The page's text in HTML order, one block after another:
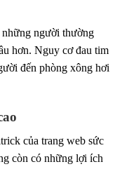
những người thường
hơn. Nguy cơ đau tim
đến phòng xông hơi
của trang web sức
còn có những lợi ích